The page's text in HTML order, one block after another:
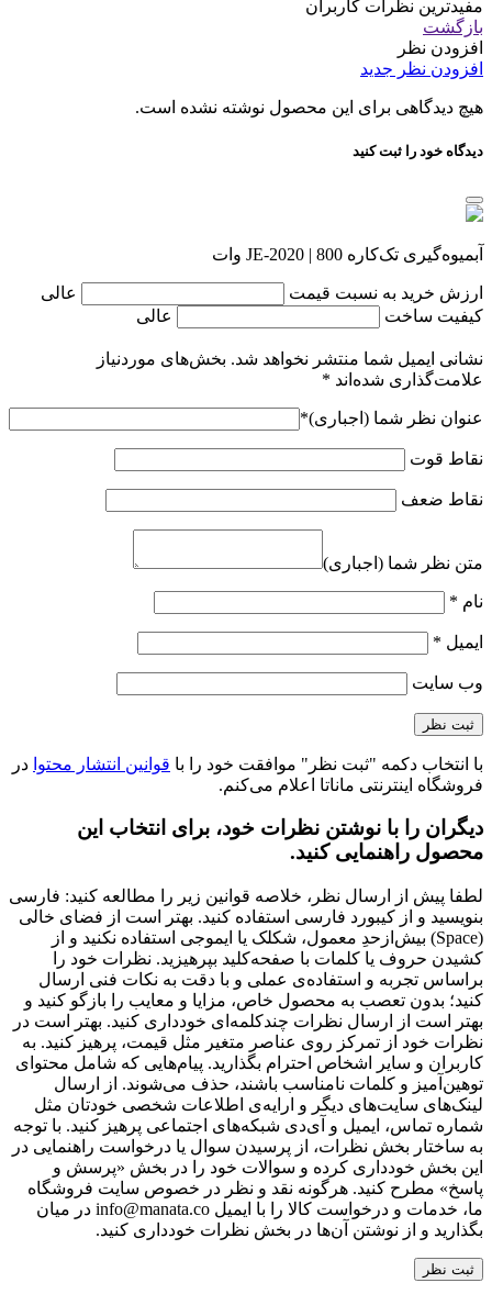
مفیدترین نظرات کاربران
بازگشت
افزودن نظر
افزودن نظر جدید
هیچ دیدگاهی برای این محصول نوشته نشده است.
دیدگاه خود را ثبت کنید
آبمیوه‌گیری تک‌کاره JE-2020 | 800 وات
ارزش خرید به نسبت قیمت
عالی
کیفیت ساخت
عالی
نشانی ایمیل شما منتشر نخواهد شد. بخش‌های موردنیاز
علامت‌گذاری شده‌اند *
عنوان نظر شما (اجباری)*
نقاط قوت
نقاط ضعف
متن نظر شما (اجباری)
نام *
ایمیل *
وب‌ سایت
با انتخاب دکمه "ثبت نظر" موافقت خود را با قوانین انتشار محتوا در
فروشگاه اینترنتی ماناتا اعلام می‌کنم.
دیگران را با نوشتن نظرات خود، برای انتخاب این
محصول راهنمایی کنید.
لطفا پیش از ارسال نظر، خلاصه قوانین زیر را مطالعه کنید: فارسی
بنویسید و از کیبورد فارسی استفاده کنید. بهتر است از فضای خالی
(Space) بیش‌از‌حدِ معمول، شکلک یا ایموجی استفاده نکنید و از
کشیدن حروف یا کلمات با صفحه‌کلید بپرهیزید. نظرات خود را
براساس تجربه و استفاده‌ی عملی و با دقت به نکات فنی ارسال
کنید؛ بدون تعصب به محصول خاص، مزایا و معایب را بازگو کنید و
بهتر است از ارسال نظرات چندکلمه‌‌ای خودداری کنید. بهتر است در
نظرات خود از تمرکز روی عناصر متغیر مثل قیمت، پرهیز کنید. به
کاربران و سایر اشخاص احترام بگذارید. پیام‌هایی که شامل محتوای
توهین‌آمیز و کلمات نامناسب باشند، حذف می‌شوند. از ارسال
لینک‌های سایت‌های دیگر و ارایه‌ی اطلاعات شخصی خودتان مثل
شماره تماس، ایمیل و آی‌دی شبکه‌های اجتماعی پرهیز کنید. با توجه
به ساختار بخش نظرات، از پرسیدن سوال یا درخواست راهنمایی در
این بخش خودداری کرده و سوالات خود را در بخش «پرسش و
پاسخ» مطرح کنید. هرگونه نقد و نظر در خصوص سایت فروشگاه
ما، خدمات و درخواست کالا را با ایمیل info@manata.co در میان
بگذارید و از نوشتن آن‌ها در بخش نظرات خودداری کنید.
ثبت نظر